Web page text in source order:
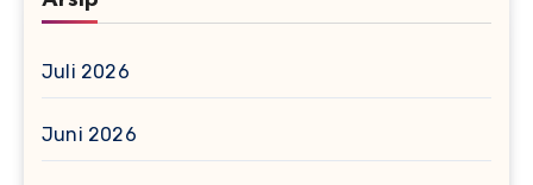
Juli 2026
Juni 2026